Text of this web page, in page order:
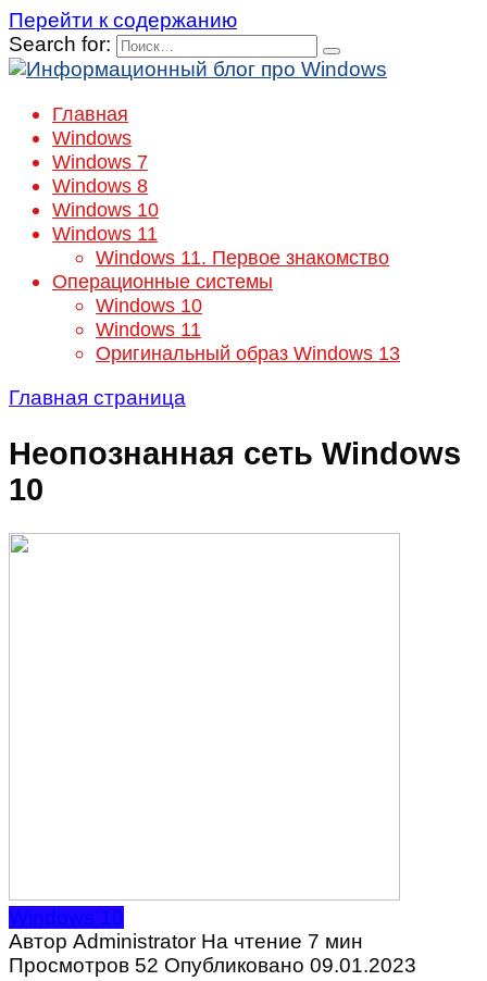
Перейти к содержанию
Search for:
Главная
Windows
Windows 7
Windows 8
Windows 10
Windows 11
Windows 11. Первое знакомство
Операционные системы
Windows 10
Windows 11
Оригинальный образ Windows 13
Главная страница
Неопознанная сеть Windows
10
Windows 10
Автор Administrator На чтение 7 мин
Просмотров 52 Опубликовано 09.01.2023